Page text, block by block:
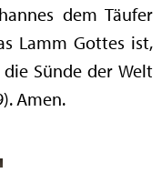
dem Täufer
Lamm Gottes ist,
Sünde der Welt
Amen.